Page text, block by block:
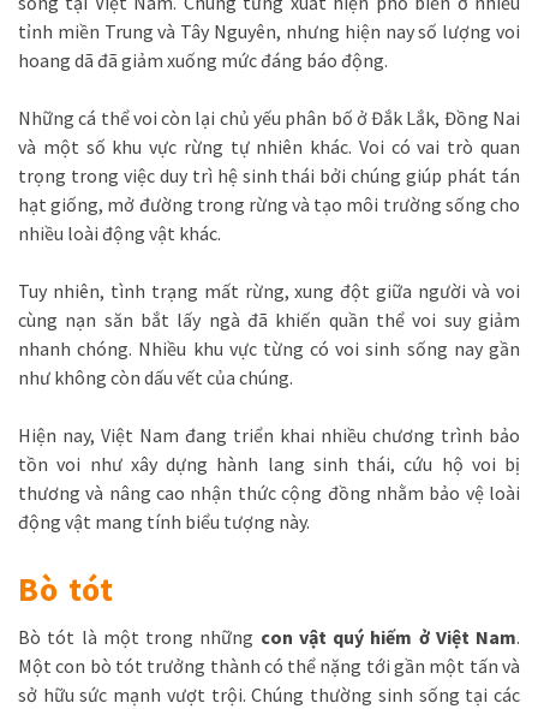
tỉnh miền Trung và Tây Nguyên, nhưng hiện nay số lượng voi
hoang dã đã giảm xuống mức đáng báo động.
Những cá thể voi còn lại chủ yếu phân bố ở Đắk Lắk, Đồng Nai
và một số khu vực rừng tự nhiên khác. Voi có vai trò quan
trọng trong việc duy trì hệ sinh thái bởi chúng giúp phát tán
hạt giống, mở đường trong rừng và tạo môi trường sống cho
nhiều loài động vật khác.
Tuy nhiên, tình trạng mất rừng, xung đột giữa người và voi
cùng nạn săn bắt lấy ngà đã khiến quần thể voi suy giảm
nhanh chóng. Nhiều khu vực từng có voi sinh sống nay gần
như không còn dấu vết của chúng.
Hiện nay, Việt Nam đang triển khai nhiều chương trình bảo
tồn voi như xây dựng hành lang sinh thái, cứu hộ voi bị
thương và nâng cao nhận thức cộng đồng nhằm bảo vệ loài
động vật mang tính biểu tượng này.
Bò tót
Bò tót là một trong những con vật quý hiếm ở Việt Nam.
Một con bò tót trưởng thành có thể nặng tới gần một tấn và
sở hữu sức mạnh vượt trội. Chúng thường sinh sống tại các